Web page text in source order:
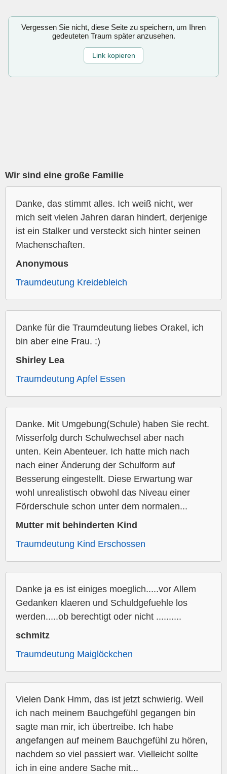
Vergessen Sie nicht, diese Seite zu speichern, um Ihren
gedeuteten Traum später anzusehen.
Link kopieren
Wir sind eine große Familie
Danke, das stimmt alles. Ich weiß nicht, wer
mich seit vielen Jahren daran hindert, derjenige
ist ein Stalker und versteckt sich hinter seinen
Machenschaften.
Anonymous
Traumdeutung Kreidebleich
Danke für die Traumdeutung liebes Orakel, ich
bin aber eine Frau. :)
Shirley Lea
Traumdeutung Apfel Essen
Danke. Mit Umgebung(Schule) haben Sie recht.
Misserfolg durch Schulwechsel aber nach
unten. Kein Abenteuer. Ich hatte mich nach
nach einer Änderung der Schulform auf
Besserung eingestellt. Diese Erwartung war
wohl unrealistisch obwohl das Niveau einer
Förderschule schon unter dem normalen...
Mutter mit behinderten Kind
Traumdeutung Kind Erschossen
Danke ja es ist einiges moeglich.....vor Allem
Gedanken klaeren und Schuldgefuehle los
werden.....ob berechtigt oder nicht ..........
schmitz
Traumdeutung Maiglöckchen
Vielen Dank Hmm, das ist jetzt schwierig. Weil
ich nach meinem Bauchgefühl gegangen bin
sagte man mir, ich übertreibe. Ich habe
angefangen auf meinem Bauchgefühl zu hören,
nachdem so viel passiert war. Vielleicht sollte
ich in eine andere Sache mit...